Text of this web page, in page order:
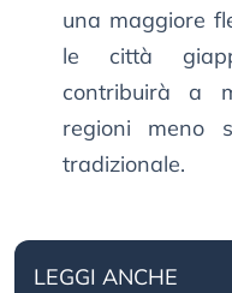
una maggiore
le città
contribuirà a
regioni meno
tradizionale.
LEGGI ANCHE